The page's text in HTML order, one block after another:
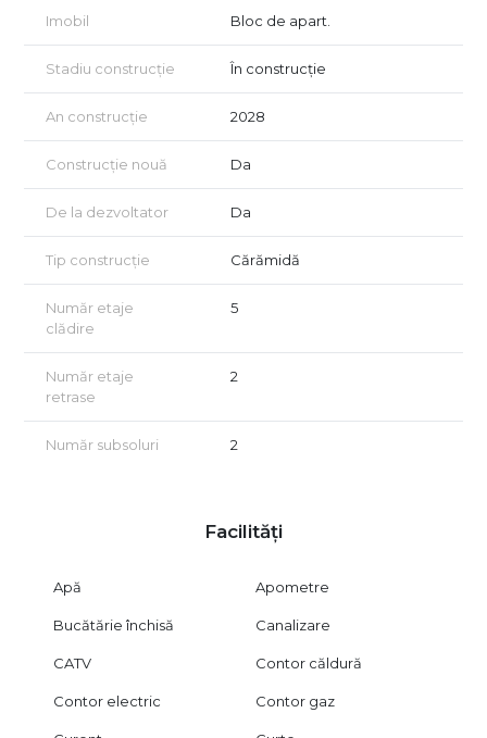
Predare in 2028.
Imobil Bloc de apart.
Stadiu construcție În construcție
An construcție 2028
Construcție nouă Da
De la dezvoltator Da
Tip construcție Cărămidă
Număr etaje
clădire
5
Număr etaje
retrase
2
Număr subsoluri 2
Facilități
Apă Apometre
Bucătărie închisă Canalizare
CATV Contor căldură
Contor electric Contor gaz